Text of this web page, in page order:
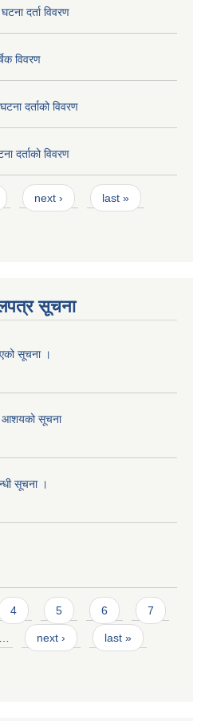
दर्ता विवरण
विवरण
दर्ताको विवरण
दर्ताको विवरण
next › last »
सूचना
सूचना ।
आशयको सूचना
सूचना ।
4 5 6 7
next › last »